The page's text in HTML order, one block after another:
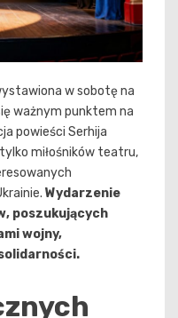
w sobotę na
ważnym punktem na
powieści Serhija
miłośników teatru,
Wydarzenie
poszukujących
wojny,